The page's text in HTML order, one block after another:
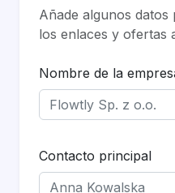
Añade algunos datos
los enlaces y ofertas
Nombre de la
Contacto principal